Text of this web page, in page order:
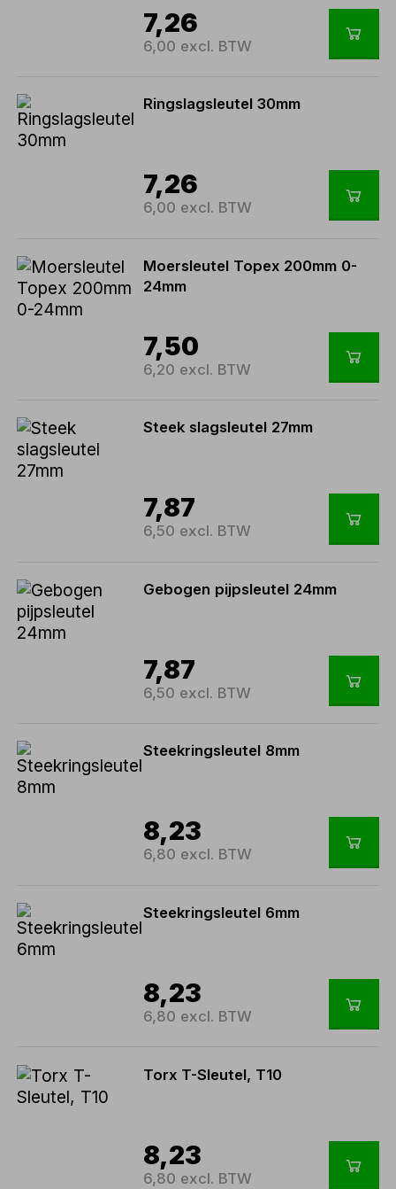
7,26
6,00 excl. BTW
Ringslagsleutel 30mm
7,26
6,00 excl. BTW
Moersleutel Topex 200mm 0-
24mm
7,50
6,20 excl. BTW
Steek slagsleutel 27mm
7,87
6,50 excl. BTW
Gebogen pijpsleutel 24mm
7,87
6,50 excl. BTW
Steekringsleutel 8mm
8,23
6,80 excl. BTW
Steekringsleutel 6mm
8,23
6,80 excl. BTW
Torx T-Sleutel, T10
8,23
6,80 excl. BTW